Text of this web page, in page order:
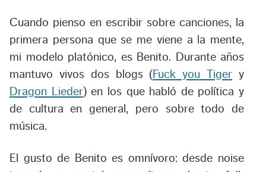
Cuando pienso en escribir sobre canciones, la
primera persona que se me viene a la mente,
mi modelo platónico, es Benito. Durante años
mantuvo vivos dos blogs (Fuck you Tiger y
Dragon Lieder) en los que habló de política y
de cultura en general, pero sobre todo de
música.
El gusto de Benito es omnívoro: desde noise